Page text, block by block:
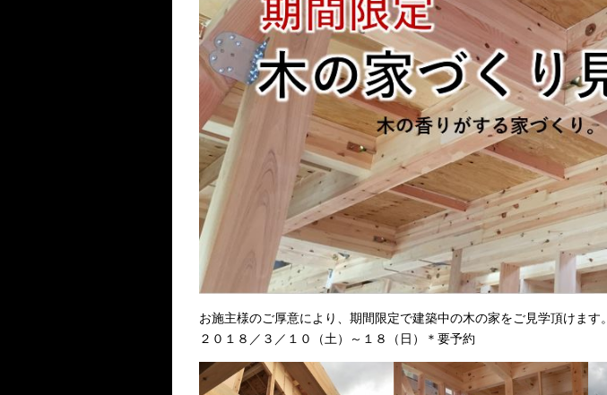
お施主様のご厚意により、期間限定で建築中の木の家をご見学頂けます。
２０１８／３／１０（土）～１８（日）＊要予約